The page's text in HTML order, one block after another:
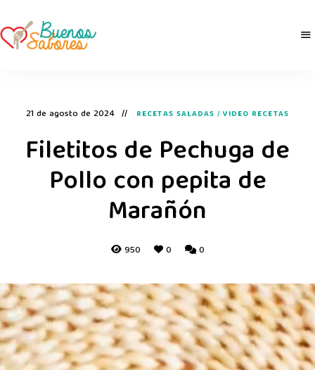
21 de agosto de 2024 RECETAS SALADAS /VIDEO RECETAS
Filetitos de Pechuga de
Pollo con pepita de
Marañón
950 0 0